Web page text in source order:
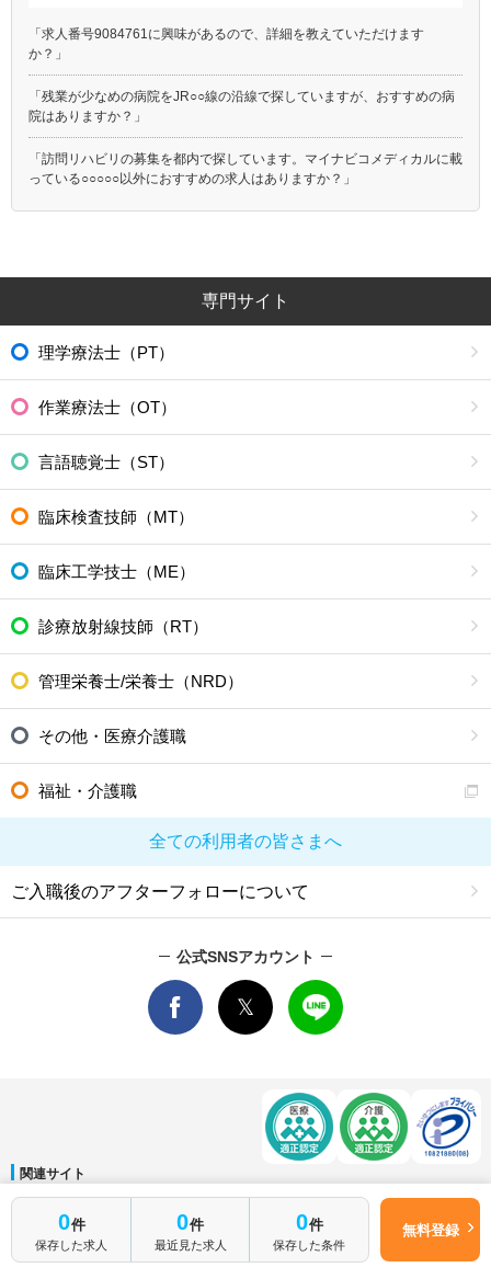
0件
保存した求人
0件
最近見た求人
0件
保存した条件
無料登録
「求人番号9084761に興味があるので、詳細を教えていただけます
か？」
「残業が少なめの病院をJR○○線の沿線で探していますが、おすすめの病
院はありますか？」
「訪問リハビリの募集を都内で探しています。マイナビコメディカルに載
っている○○○○○以外におすすめの求人はありますか？」
専門サイト
理学療法士（PT）
作業療法士（OT）
言語聴覚士（ST）
臨床検査技師（MT）
臨床工学技士（ME）
診療放射線技師（RT）
管理栄養士/栄養士（NRD）
その他・医療介護職
福祉・介護職
全ての利用者の皆さまへ
ご入職後のアフターフォローについて
公式SNSアカウント
関連サイト
マイナビDOCTOR│マイナビ看護師│マイナビ薬剤師│マイナビ保育士
運営会社
会社概要│ ご利用規約 個人情報保護方針 サイトマップ│お問い合わせ